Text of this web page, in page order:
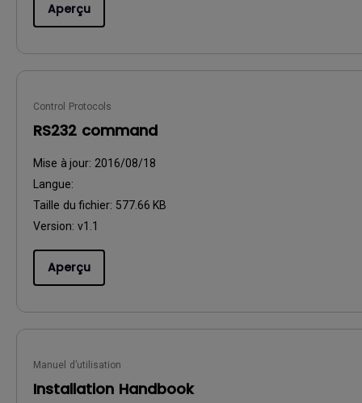
Aperçu
Control Protocols
RS232 command
Mise à jour: 2016/08/18
Langue:
Taille du fichier: 577.66 KB
Version: v1.1
Aperçu
Manuel d’utilisation
Installation Handbook